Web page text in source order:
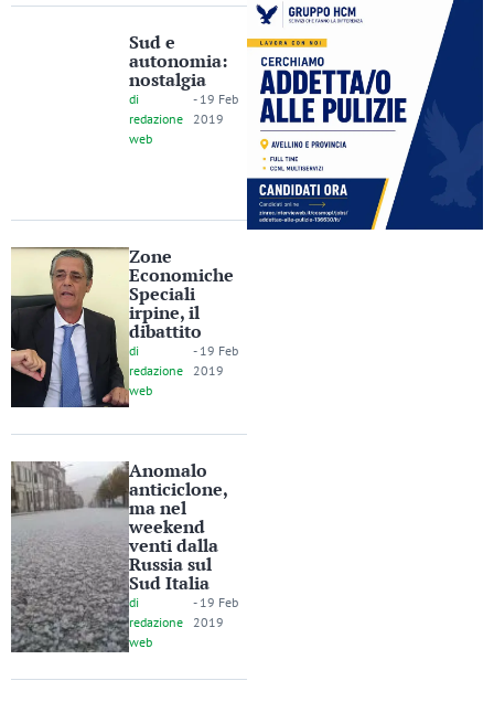
Sud e
autonomia:
nostalgia
di
redazione
web
- 19 Feb
2019
Zone
Economiche
Speciali
irpine, il
dibattito
di
redazione
web
- 19 Feb
2019
Anomalo
anticiclone,
ma nel
weekend
venti dalla
Russia sul
Sud Italia
di
redazione
web
- 19 Feb
2019